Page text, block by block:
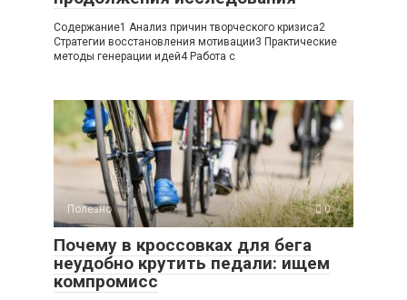
Содержание1 Анализ причин творческого кризиса2
Стратегии восстановления мотивации3 Практические
методы генерации идей4 Работа с
Полезно 0
Почему в кроссовках для бега
неудобно крутить педали: ищем
компромисс